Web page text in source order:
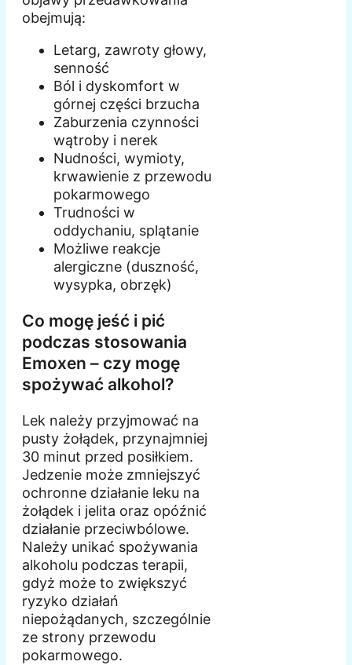
obejmują:
Letarg, zawroty głowy,
senność
Ból i dyskomfort w
górnej części brzucha
Zaburzenia czynności
wątroby i nerek
Nudności, wymioty,
krwawienie z przewodu
pokarmowego
Trudności w
oddychaniu, splątanie
Możliwe reakcje
alergiczne (duszność,
wysypka, obrzęk)
Co mogę jeść i pić
podczas stosowania
Emoxen – czy mogę
spożywać alkohol?
Lek należy przyjmować na
pusty żołądek, przynajmniej
30 minut przed posiłkiem.
Jedzenie może zmniejszyć
ochronne działanie leku na
żołądek i jelita oraz opóźnić
działanie przeciwbólowe.
Należy unikać spożywania
alkoholu podczas terapii,
gdyż może to zwiększyć
ryzyko działań
niepożądanych, szczególnie
ze strony przewodu
pokarmowego.